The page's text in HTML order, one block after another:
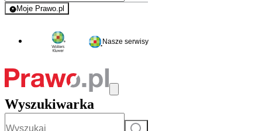
Moje Prawo.pl
- rejestracja i logowanie do serwisu
Nasze serwisy
Wyszukiwarka
Szukaj